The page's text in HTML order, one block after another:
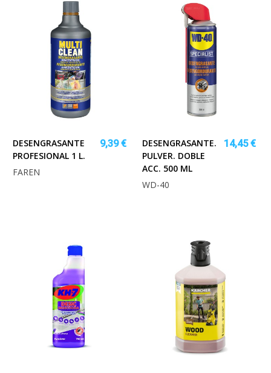
DESENGRASANTE
PROFESIONAL 1 L.
9,39 €
FAREN
DESENGRASANTE.
PULVER. DOBLE
ACC. 500 ML
14,45 €
WD-40